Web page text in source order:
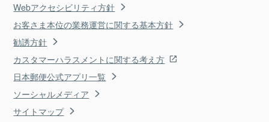
Webアクセシビリティ方針
お客さま本位の業務運営に関する基本方針
勧誘方針
カスタマーハラスメントに関する考え方
日本郵便公式アプリ一覧
ソーシャルメディア
サイトマップ